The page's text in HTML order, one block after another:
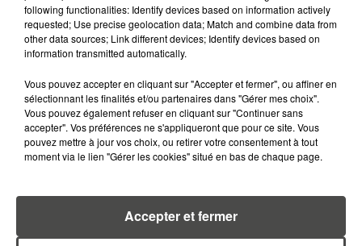
15 juillet 2026
GRANDES MARÉES DE L'ÉTÉ :
SIFFLETS, CIRÉS JAUNES ET
BALISES,...
13 juillet 2026
CANICULE ET SÉCHERESSE : LES
APICULTEURS S'INQUIÈTENT
D'UNE RÉCOLTE...
following functionalities: Identify devices based on information actively
requested; Use precise geolocation data; Match and combine data from
other data sources; Link different devices; Identify devices based on
information transmitted automatically.
Vous pouvez accepter en cliquant sur "Accepter et fermer", ou affiner en
sélectionnant les finalités et/ou partenaires dans "Gérer mes choix".
Vous pouvez également refuser en cliquant sur "Continuer sans
accepter". Vos préférences ne s'appliqueront que pour ce site. Vous
pouvez mettre à jour vos choix, ou retirer votre consentement à tout
moment via le lien "Gérer les cookies" situé en bas de chaque page.
Accepter et fermer